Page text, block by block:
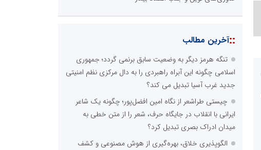
::آخرین مطالب
تنگه هرمز دیگر به وضعیت سابق برنمی گردد؛ جمهوری
اسلامی چگونه این آبراه راهبردی را به دال مرکزی نظم امنیتی
جدید غرب آسیا تبدیل می کند؟
چیستی طراشعر از نگاه امین افضل‌پور؛ چگونه یک شاعر
ایرانی با انقلاب در جایگاه حرف، شعر را از متن خطی به
میدان ادراک بصری تبدیل کرد؟
الگوپذیری خلاق، بهره‌گیری از هوش مصنوعی و کشف